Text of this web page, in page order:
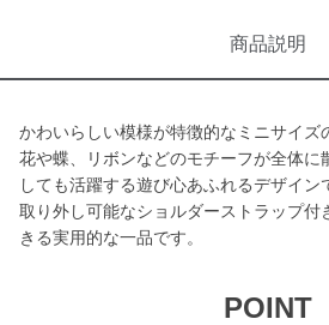
商品説明
かわいらしい模様が特徴的なミニサイズ
花や蝶、リボンなどのモチーフが全体に
しても活躍する遊び心あふれるデザイン
取り外し可能なショルダーストラップ付
きる実用的な一品です。
POINT